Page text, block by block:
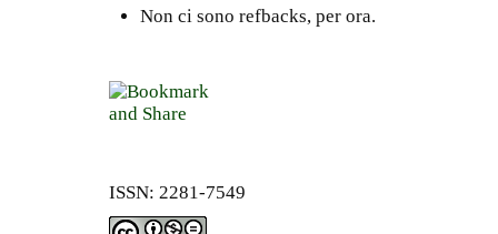
Non ci sono refbacks, per ora.
ISSN: 2281-7549